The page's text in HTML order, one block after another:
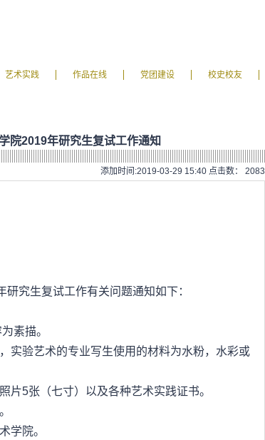
艺术实践 作品在线 党团建设 校史校友
院2019年研究生复试工作通知
添加时间:2019-03-29 15:40 点击数： 2083
研究生复试工作有关问题通知如下：
素描。
实验艺术的专业写生使用的材料为水粉，水彩或
片5张（七寸）以及各种艺术实践证书。
学院。